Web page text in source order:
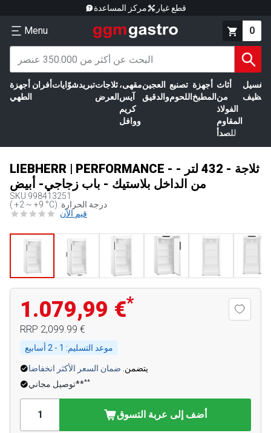
مركز المساعدة قطع غيار
Menu 0
أجهزة
الطهي
أفران شوّاياتتبريدثلاجات
العرض
مقهى،
آيس
كريم
ووافل
العجين
والدقيق
تصنيع
اللحوم
أجهزة
المطبخ
أثاث
من
الفولاذ
المقاوم
للصدأ
الغسيل
LIEBHERR | PERFORMANCE - ثلاجة - 432 لتر -
من الداخل بلاستيك - باب زجاجي- أبيض
SKU 998413251
( +2 ~ +9 °C) :درجة الحرارة
قيم الآن
1.079,99 €*
RRP ‏2,099.99 €
موعد التسليم:
يتضمن. ضمان السعر الأكثر انخفاضا
توصيل مجاني****
أضف إلى عربة التسوق